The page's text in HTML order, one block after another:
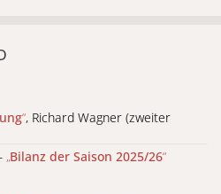
“, Richard Wagner (zweiter
„Bilanz der Saison 2025/26“